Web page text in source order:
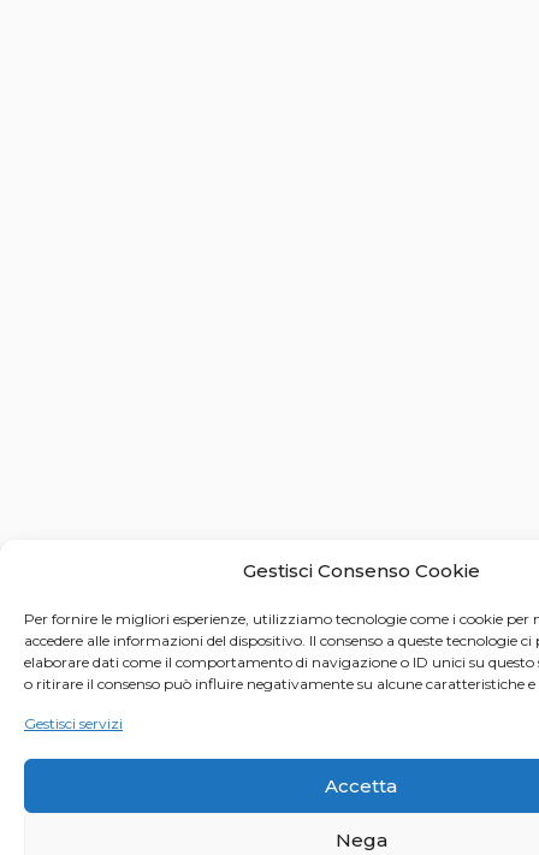
Gestisci Consenso Cookie
Per fornire le migliori esperienze, utilizziamo tecnologie come i cookie per
accedere alle informazioni del dispositivo. Il consenso a queste tecnologie
elaborare dati come il comportamento di navigazione o ID unici su questo
o ritirare il consenso può influire negativamente su alcune caratteristiche
Gestisci servizi
Accetta
Nega